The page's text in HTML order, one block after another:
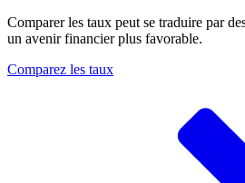
Comparer les taux peut se traduire par
un avenir financier plus favorable.
Comparez les taux